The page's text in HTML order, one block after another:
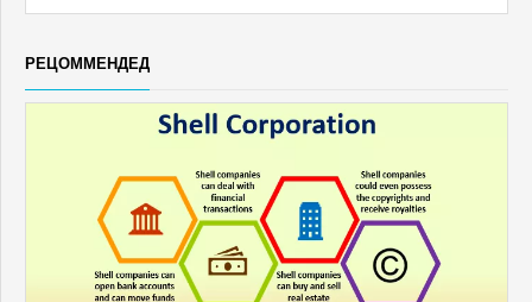
РЕЦОММЕНДЕД